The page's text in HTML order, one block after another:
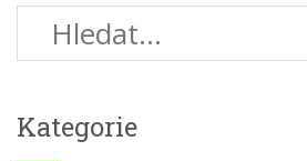
Kategorie